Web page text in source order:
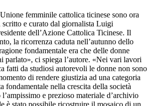
femminile cattolica ticinese sono ora
e curato dal giornalista Luigi
dell’Azione Cattolica Ticinese. Il
la ricorrenza caduta nell’autunno dello
fondamentale era che delle donne
parlato», ci spiega l’autore. «Nei vari lavori
fatti da studiosi autorevoli le donne non sono
di rendere giustizia ad una categoria
fondamentale nella crescita della società
e prezioso materiale d’archivio
è stato possibile ricostruire il mosaico di un